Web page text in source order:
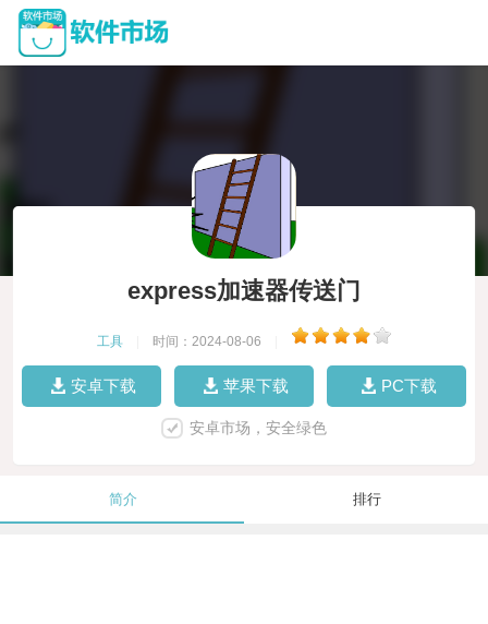
express加速器传送门
工具 时间：2024-08-06
安卓下载 苹果下载 PC下载
安卓市场，安全绿色
简介 排行